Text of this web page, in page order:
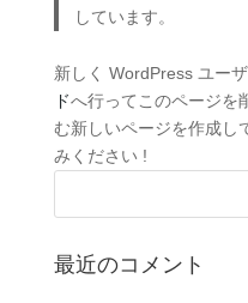
しています。
新しく WordPress ユー
ドへ行ってこのページを
む新しいページを作成し
みください !
最近のコメント